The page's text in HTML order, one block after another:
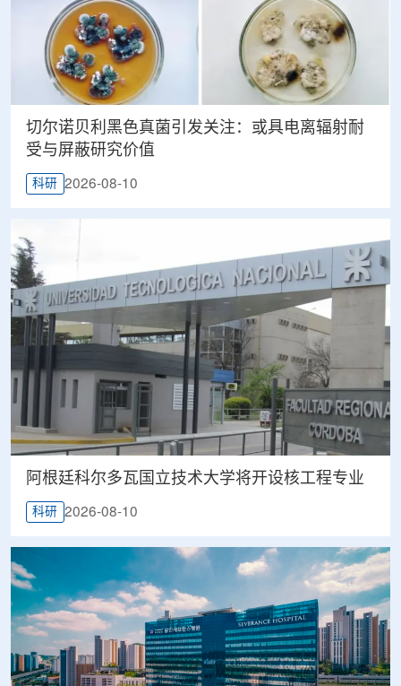
切尔诺贝利黑色真菌引发关注：或具电离辐射耐
受与屏蔽研究价值
科研 2026-08-10
阿根廷科尔多瓦国立技术大学将开设核工程专业
科研 2026-08-10